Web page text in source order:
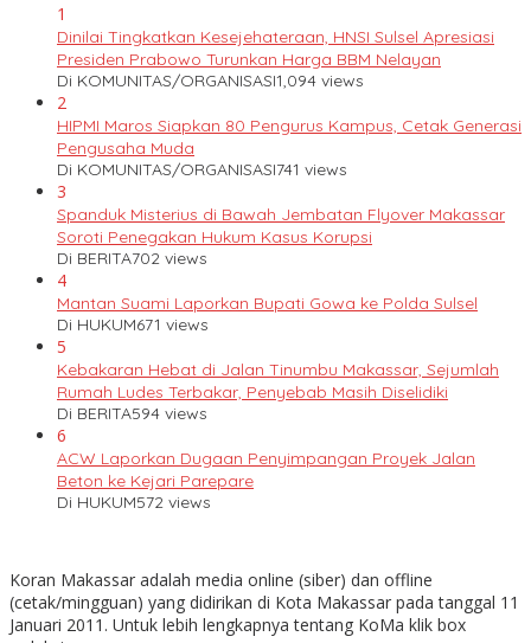
1
Dinilai Tingkatkan Kesejehateraan, HNSI Sulsel Apresiasi
Presiden Prabowo Turunkan Harga BBM Nelayan
Di KOMUNITAS/ORGANISASI1,094 views
2
HIPMI Maros Siapkan 80 Pengurus Kampus, Cetak Generasi
Pengusaha Muda
Di KOMUNITAS/ORGANISASI741 views
3
Spanduk Misterius di Bawah Jembatan Flyover Makassar
Soroti Penegakan Hukum Kasus Korupsi
Di BERITA702 views
4
Mantan Suami Laporkan Bupati Gowa ke Polda Sulsel
Di HUKUM671 views
5
Kebakaran Hebat di Jalan Tinumbu Makassar, Sejumlah
Rumah Ludes Terbakar, Penyebab Masih Diselidiki
Di BERITA594 views
6
ACW Laporkan Dugaan Penyimpangan Proyek Jalan
Beton ke Kejari Parepare
Di HUKUM572 views
Koran Makassar adalah media online (siber) dan offline
(cetak/mingguan) yang didirikan di Kota Makassar pada tanggal 11
Januari 2011. Untuk lebih lengkapnya tentang KoMa klik box